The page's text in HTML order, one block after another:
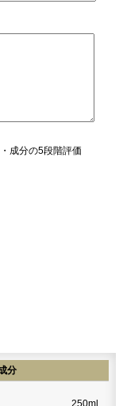
成分の5段階評価
分
250ml